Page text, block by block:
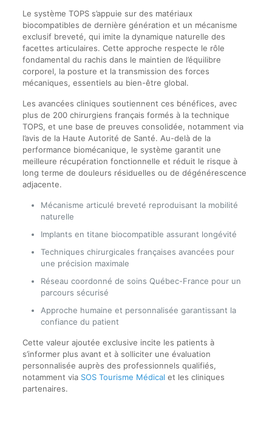
Le système TOPS s’appuie sur des matériaux
biocompatibles de dernière génération et un mécanisme
exclusif breveté, qui imite la dynamique naturelle des
facettes articulaires. Cette approche respecte le rôle
fondamental du rachis dans le maintien de l’équilibre
corporel, la posture et la transmission des forces
mécaniques, essentiels au bien-être global.
Les avancées cliniques soutiennent ces bénéfices, avec
plus de 200 chirurgiens français formés à la technique
TOPS, et une base de preuves consolidée, notamment via
l’avis de la Haute Autorité de Santé. Au-delà de la
performance biomécanique, le système garantit une
meilleure récupération fonctionnelle et réduit le risque à
long terme de douleurs résiduelles ou de dégénérescence
adjacente.
Mécanisme articulé breveté reproduisant la mobilité
naturelle
Implants en titane biocompatible assurant longévité
Techniques chirurgicales françaises avancées pour
une précision maximale
Réseau coordonné de soins Québec-France pour un
parcours sécurisé
Approche humaine et personnalisée garantissant la
confiance du patient
Cette valeur ajoutée exclusive incite les patients à
s’informer plus avant et à solliciter une évaluation
personnalisée auprès des professionnels qualifiés,
notamment via SOS Tourisme Médical et les cliniques
partenaires.